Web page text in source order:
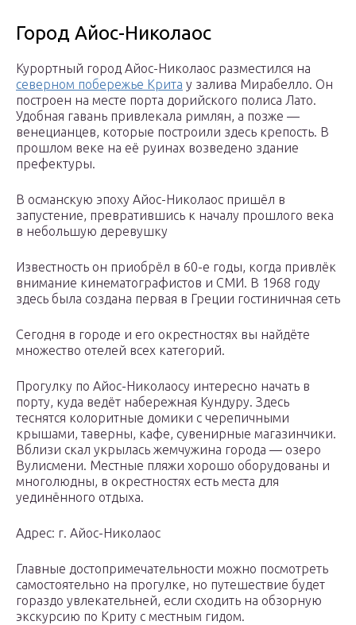
Город Айос-Николаос
Курортный город Айос-Николаос разместился на
северном побережье Крита у залива Мирабелло. Он
построен на месте порта дорийского полиса Лато.
Удобная гавань привлекала римлян, а позже —
венецианцев, которые построили здесь крепость. В
прошлом веке на её руинах возведено здание
префектуры.
В османскую эпоху Айос-Николаос пришёл в
запустение, превратившись к началу прошлого века
в небольшую деревушку
Известность он приобрёл в 60-е годы, когда привлёк
внимание кинематографистов и СМИ. В 1968 году
здесь была создана первая в Греции гостиничная сеть
Сегодня в городе и его окрестностях вы найдёте
множество отелей всех категорий.
Прогулку по Айос-Николаосу интересно начать в
порту, куда ведёт набережная Кундуру. Здесь
теснятся колоритные домики с черепичными
крышами, таверны, кафе, сувенирные магазинчики.
Вблизи скал укрылась жемчужина города — озеро
Вулисмени. Местные пляжи хорошо оборудованы и
многолюдны, в окрестностях есть места для
уединённого отдыха.
Адрес: г. Айос-Николаос
Главные достопримечательности можно посмотреть
самостоятельно на прогулке, но путешествие будет
гораздо увлекательней, если сходить на обзорную
экскурсию по Криту с местным гидом.